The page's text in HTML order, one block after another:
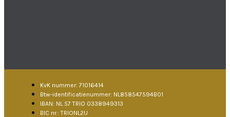
KvK nummer: 71016414
Btw-identificatienummer: NL858547594B01
IBAN: NL 57 TRIO 0338949313
BIC nr.: TRIONL2U